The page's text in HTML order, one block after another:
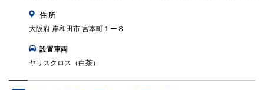
住 所
大阪府 岸和田市 宮本町１ー８
設置車両
ヤリスクロス（白茶）